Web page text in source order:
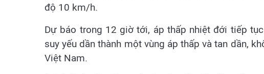
độ 10 km/h.
Dự báo trong 12 giờ tới, áp thấp nhiệt đới tiếp
suy yếu dần thành một vùng áp thấp và tan dần,
Việt Nam.